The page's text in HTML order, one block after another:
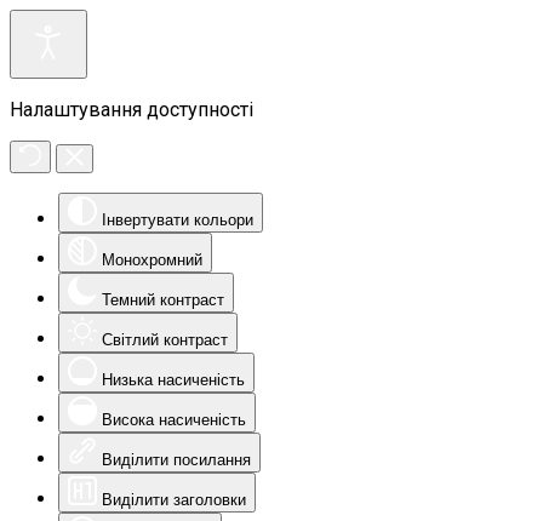
Налаштування доступності
Інвертувати кольори
Монохромний
Темний контраст
Світлий контраст
Низька насиченість
Висока насиченість
Виділити посилання
Виділити заголовки